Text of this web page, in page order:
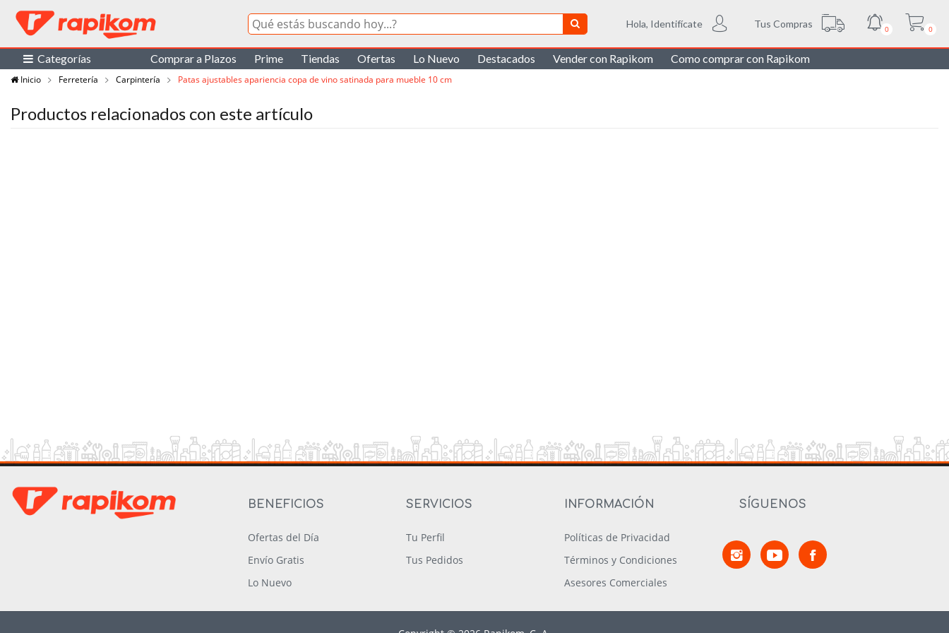
Hola, Identifícate Tus Compras 0 0
Categorías Comprar a Plazos Prime Tiendas Ofertas Lo Nuevo Destacados Vender con Rapikom Como comprar con Rapikom
Inicio Ferretería Carpintería Patas ajustables apariencia copa de vino satinada para mueble 10 cm
Productos relacionados con este artículo
BENEFICIOS
Ofertas del Día
Envío Gratis
Lo Nuevo
SERVICIOS
Tu Perfil
Tus Pedidos
INFORMACIÓN
Políticas de Privacidad
Términos y Condiciones
Asesores Comerciales
SÍGUENOS